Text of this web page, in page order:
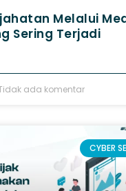
Melalui
Sering Terjadi
ada komentar
CYBER